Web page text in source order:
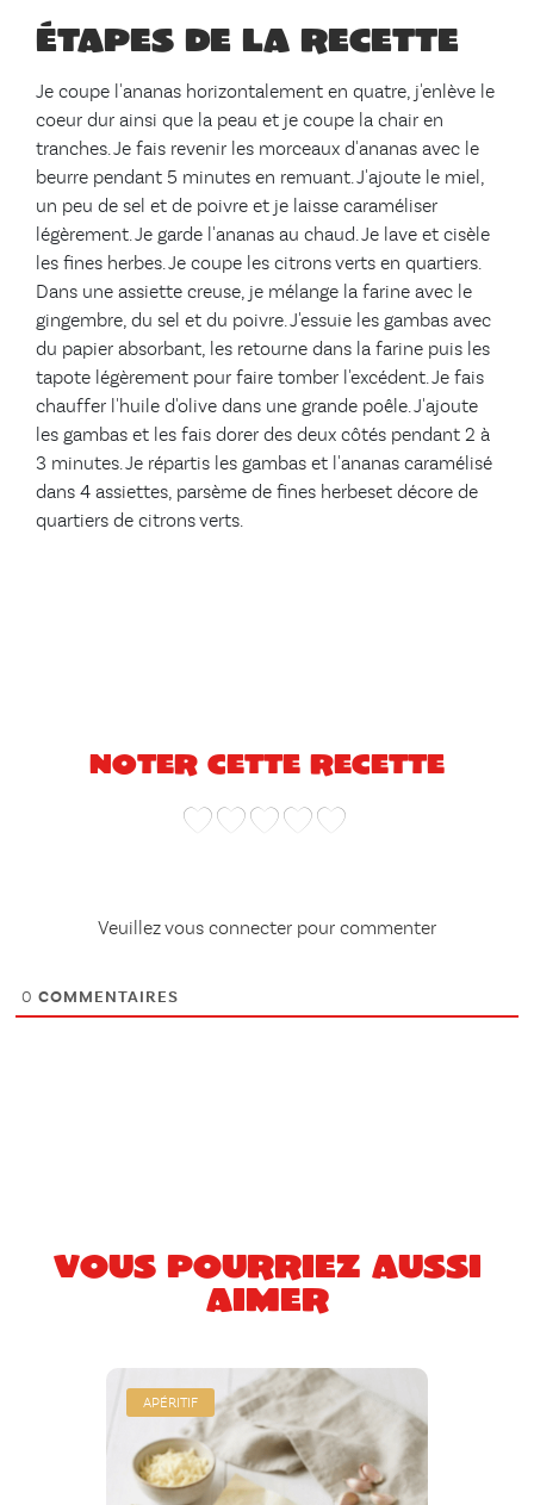
Étapes de la recette
Je coupe l'ananas horizontalement en quatre, j'enlève le
coeur dur ainsi que la peau et je coupe la chair en
tranches. Je fais revenir les morceaux d'ananas avec le
beurre pendant 5 minutes en remuant. J'ajoute le miel,
un peu de sel et de poivre et je laisse caraméliser
légèrement. Je garde l'ananas au chaud. Je lave et cisèle
les fines herbes. Je coupe les citrons verts en quartiers.
Dans une assiette creuse, je mélange la farine avec le
gingembre, du sel et du poivre. J'essuie les gambas avec
du papier absorbant, les retourne dans la farine puis les
tapote légèrement pour faire tomber l'excédent. Je fais
chauffer l'huile d'olive dans une grande poêle. J'ajoute
les gambas et les fais dorer des deux côtés pendant 2 à
3 minutes. Je répartis les gambas et l'ananas caramélisé
dans 4 assiettes, parsème de fines herbeset décore de
quartiers de citrons verts.
Noter cette recette
Veuillez vous connecter pour commenter
0 COMMENTAIRES
Vous pourriez aussi
aimer
APÉRITIF